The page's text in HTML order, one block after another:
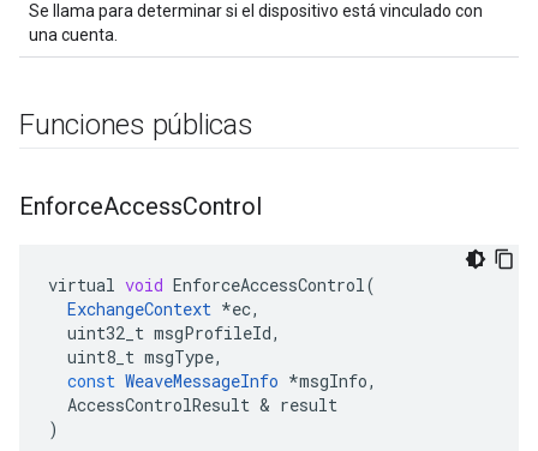
Se llama para determinar si el dispositivo está vinculado con
una cuenta.
Funciones públicas
EnforceAccessControl
virtual void EnforceAccessControl(
ExchangeContext *ec,
uint32_t msgProfileId,
uint8_t msgType,
const WeaveMessageInfo *msgInfo,
AccessControlResult & result
)